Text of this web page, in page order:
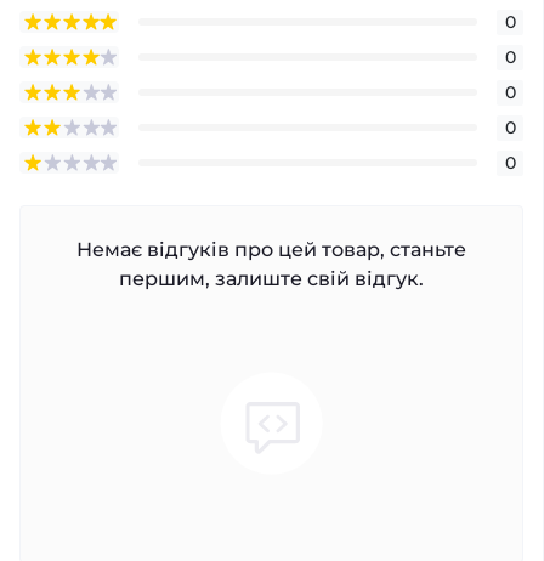
0
0
0
0
0
Немає відгуків про цей товар, станьте
першим, залиште свій відгук.